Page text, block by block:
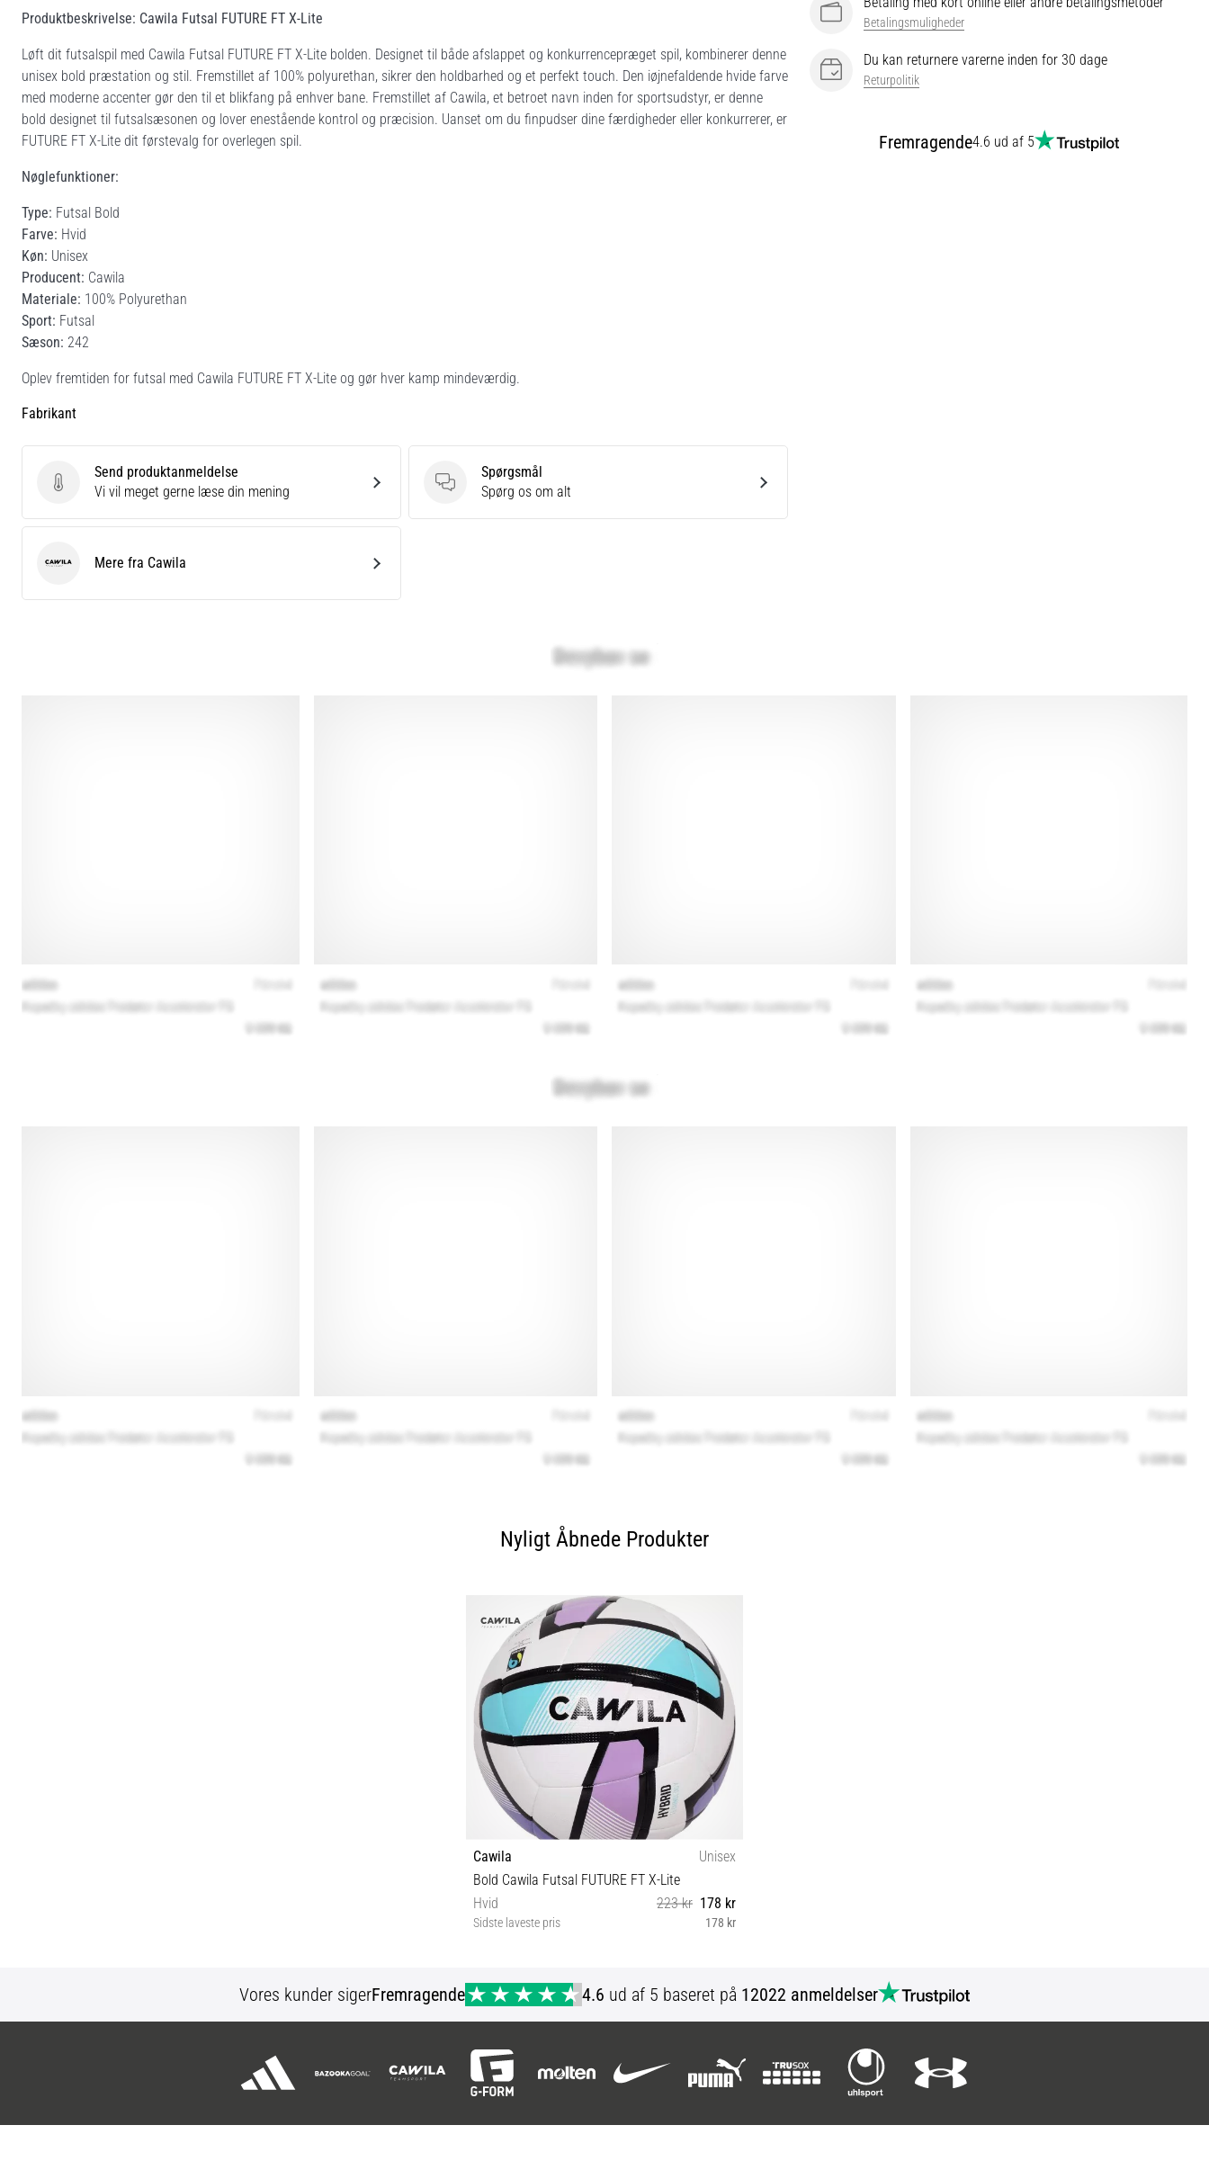
Betalingsmuligheder
Du kan returnere varerne inden for 30 dage
Returpolitik
Fremragende4.6 ud af 5
Produktbeskrivelse: Cawila Futsal FUTURE FT X-Lite
Løft dit futsalspil med Cawila Futsal FUTURE FT X-Lite bolden. Designet til både afslappet og konkurrencepræget spil, kombinerer denne
unisex bold præstation og stil. Fremstillet af 100% polyurethan, sikrer den holdbarhed og et perfekt touch. Den iøjnefaldende hvide farve
med moderne accenter gør den til et blikfang på enhver bane. Fremstillet af Cawila, et betroet navn inden for sportsudstyr, er denne
bold designet til futsalsæsonen og lover enestående kontrol og præcision. Uanset om du finpudser dine færdigheder eller konkurrerer, er
FUTURE FT X-Lite dit førstevalg for overlegen spil.
Nøglefunktioner:
Type: Futsal Bold
Farve: Hvid
Køn: Unisex
Producent: Cawila
Materiale: 100% Polyurethan
Sport: Futsal
Sæson: 242
Oplev fremtiden for futsal med Cawila FUTURE FT X-Lite og gør hver kamp mindeværdig.
Fabrikant
Send produktanmeldelse
Send produktanmeldelse
Vi vil meget gerne læse din mening
Spørgsmål
Spørgsmål
Spørg os om alt
Cawila Mere fra Cawila
Nyligt Åbnede Produkter
Cawila
Unisex
Bold Cawila Futsal FUTURE FT X-Lite
Hvid
223 kr 178 kr
Sidste laveste pris 178 kr
Vores kunder sigerFremragende 4.6 ud af 5 baseret på 12022 anmeldelser